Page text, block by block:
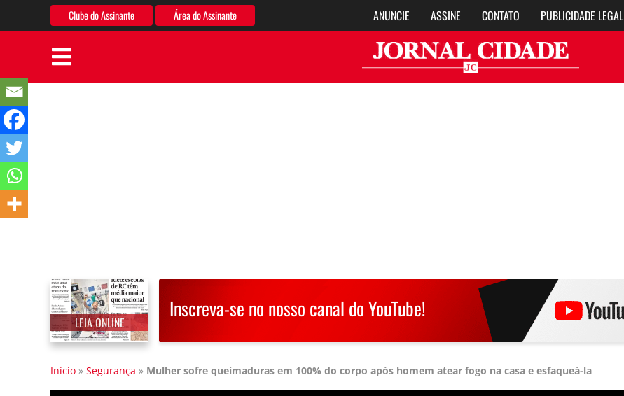
Clube do Assinante Área do Assinante ANUNCIE ASSINE CONTATO PUBLICIDADE LEGAL
LEIA ONLINE
Inscreva-se no nosso canal do YouTube!
Início » Segurança » Mulher sofre queimaduras em 100% do corpo após homem atear fogo na casa e esfaqueá-la